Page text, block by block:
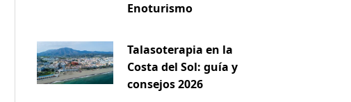
Enoturismo
Talasoterapia en la
Costa del Sol: guía y
consejos 2026